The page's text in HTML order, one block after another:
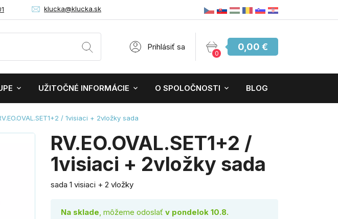
klucka@klucka.sk
Prihlásiť sa
0
0,00 €
UŽITOČNÉ INFORMÁCIE O SPOLOČNOSTI BLOG
/ 1visiaci + 2vložky sada
RV.EO.OVAL.SET1+2 /
1visiaci + 2vložky sada
sada 1 visiaci + 2 vložky
Na sklade, môžeme odoslať v pondelok 10.8.